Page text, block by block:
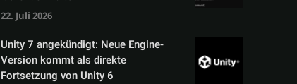
22. Juli 2026
Unity 7 angekündigt: Neue Engine-
Version kommt als direkte
Fortsetzung von Unity 6